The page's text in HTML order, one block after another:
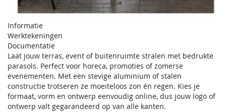
Informatie
Werktekeningen
Documentatie
Laat jouw terras, event of buitenruimte stralen met bedrukte
parasols. Perfect voor horeca, promoties of zomerse
evenementen. Met een stevige aluminium of stalen
constructie trotseren ze moeiteloos zon én regen. Kies je
formaat, vorm en ontwerp eenvoudig online, dus jouw logo of
ontwerp valt gegarandeerd op van alle kanten.